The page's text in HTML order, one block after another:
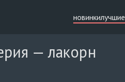
новинкилучшие
— лакорн